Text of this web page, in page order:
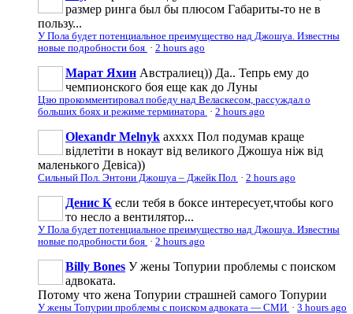
размер ринга был бы плюсом Габариты-то не в
пользу...
У Пола будет потенциальное преимущество над Джошуа. Известны
новые подробности боя · 2 hours ago
Марат Яхин Австралиец)) Да.. Тепрь ему до
чемпионского боя еще как до Луны
Цзю прокомментировал победу над Веласкесом, рассуждал о
больших боях и режиме терминатора · 2 hours ago
Olexandr Melnyk ахххх Пол подумав краще
відлетіти в нокаут від великого Джошуа ніж від
маленького Девіса))
Сильный Пол. Энтони Джошуа – Джейк Пол · 2 hours ago
Денис К если тебя в боксе интересует,чтобы кого
то несло а вентилятор...
У Пола будет потенциальное преимущество над Джошуа. Известны
новые подробности боя · 2 hours ago
Billy Bones У жены Топурии проблемы с поиском
адвоката.
Потому что жена Топурии страшней самого Топурии
У жены Топурии проблемы с поиском адвоката — СМИ · 3 hours ago